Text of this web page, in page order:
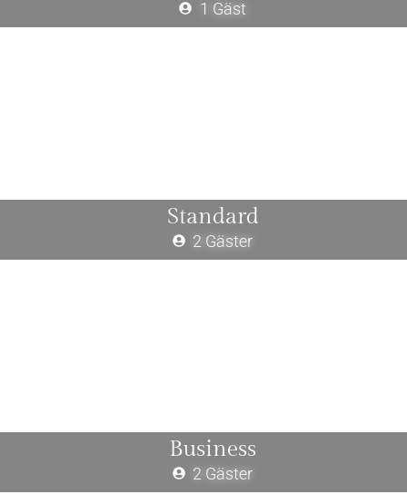
1 Gäst
Standard
2 Gäster
Business
2 Gäster